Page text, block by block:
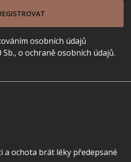
osobních údajů
Sb., o ochraně osobních údajů.
a ochota brát léky předepsané